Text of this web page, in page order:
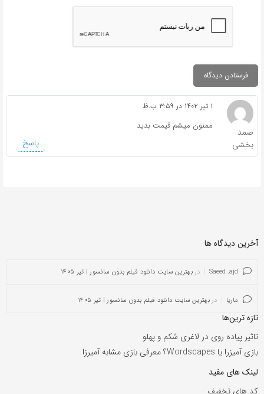
صمد
بخشی
۱ تیر ۱۴۰۲ در ۳:۵۹ ب.ظ
ممنون میشم قیمت بدید
پاسخ
آخرین دیدگاه ها
Saeed .ajd دربهترین سایت دانلود فیلم بدون سانسور | تیر ۱۴۰۵
ماریا دربهترین سایت دانلود فیلم بدون سانسور | تیر ۱۴۰۵
تازه ترین‌ها
تاثیر پیاده روی در لاغری شکم و پهلو
بازی آمیزرا یا Wordscapes؟ معرفی بازی مشابه آمیرزا
لینک های مفید
کد های تخفیف